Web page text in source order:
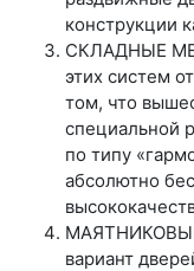
конструкции
СКЛАДНЫЕ
этих систем
том, что
специальной
по типу
абсолютно
вариант